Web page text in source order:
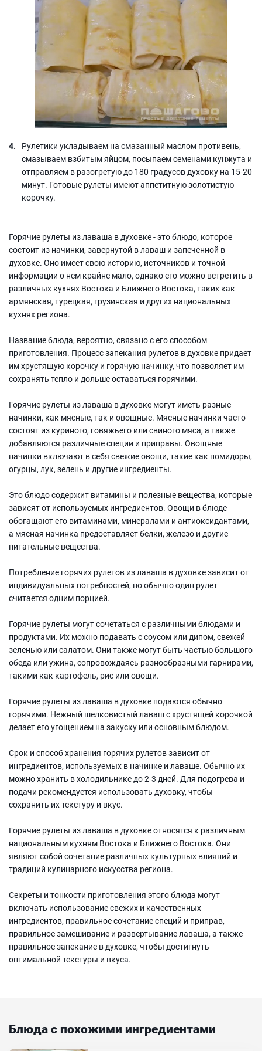
Рулетики укладываем на смазанный маслом противень,
смазываем взбитым яйцом, посыпаем семенами кунжута и
отправляем в разогретую до 180 градусов духовку на 15-20
минут. Готовые рулеты имеют аппетитную золотистую
корочку.
Горячие рулеты из лаваша в духовке - это блюдо, которое
состоит из начинки, завернутой в лаваш и запеченной в
духовке. Оно имеет свою историю, источников и точной
информации о нем крайне мало, однако его можно встретить в
различных кухнях Востока и Ближнего Востока, таких как
армянская, турецкая, грузинская и других национальных
кухнях региона.
Название блюда, вероятно, связано с его способом
приготовления. Процесс запекания рулетов в духовке придает
им хрустящую корочку и горячую начинку, что позволяет им
сохранять тепло и дольше оставаться горячими.
Горячие рулеты из лаваша в духовке могут иметь разные
начинки, как мясные, так и овощные. Мясные начинки часто
состоят из куриного, говяжьего или свиного мяса, а также
добавляются различные специи и приправы. Овощные
начинки включают в себя свежие овощи, такие как помидоры,
огурцы, лук, зелень и другие ингредиенты.
Это блюдо содержит витамины и полезные вещества, которые
зависят от используемых ингредиентов. Овощи в блюде
обогащают его витаминами, минералами и антиоксидантами,
а мясная начинка предоставляет белки, железо и другие
питательные вещества.
Потребление горячих рулетов из лаваша в духовке зависит от
индивидуальных потребностей, но обычно один рулет
считается одним порцией.
Горячие рулеты могут сочетаться с различными блюдами и
продуктами. Их можно подавать с соусом или дипом, свежей
зеленью или салатом. Они также могут быть частью большого
обеда или ужина, сопровождаясь разнообразными гарнирами,
такими как картофель, рис или овощи.
Горячие рулеты из лаваша в духовке подаются обычно
горячими. Нежный шелковистый лаваш с хрустящей корочкой
делает его угощением на закуску или основным блюдом.
Срок и способ хранения горячих рулетов зависит от
ингредиентов, используемых в начинке и лаваше. Обычно их
можно хранить в холодильнике до 2-3 дней. Для подогрева и
подачи рекомендуется использовать духовку, чтобы
сохранить их текстуру и вкус.
Горячие рулеты из лаваша в духовке относятся к различным
национальным кухням Востока и Ближнего Востока. Они
являют собой сочетание различных культурных влияний и
традиций кулинарного искусства региона.
Секреты и тонкости приготовления этого блюда могут
включать использование свежих и качественных
ингредиентов, правильное сочетание специй и приправ,
правильное замешивание и развертывание лаваша, а также
правильное запекание в духовке, чтобы достигнуть
оптимальной текстуры и вкуса.
Блюда с похожими ингредиентами